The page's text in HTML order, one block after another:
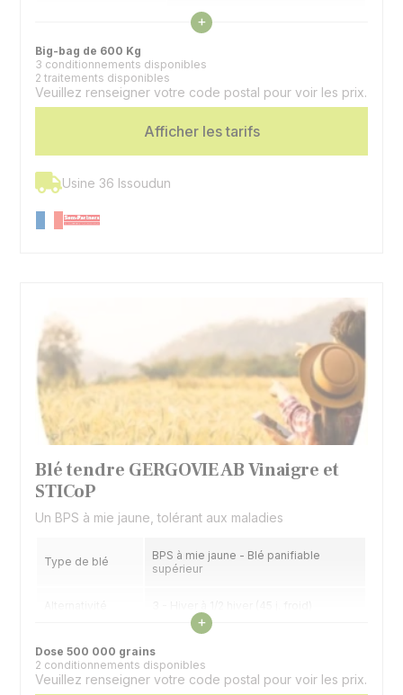
5,5 - 1/2 tardif
Voir les caractéristiques
+
Big-bag de 600 Kg
3 conditionnements disponibles
2 traitements disponibles
Veuillez renseigner votre code postal pour voir les prix.
Afficher les tarifs
Usine 36 Issoudun
Blé tendre GERGOVIE AB Vinaigre et
STICoP
Un BPS à mie jaune, tolérant aux maladies
Type de blé
BPS à mie jaune - Blé panifiable
supérieur
épiaison
5,5 - 1/2 tardif
Voir les caractéristiques
+
Dose 500 000 grains
2 conditionnements disponibles
Veuillez renseigner votre code postal pour voir les prix.